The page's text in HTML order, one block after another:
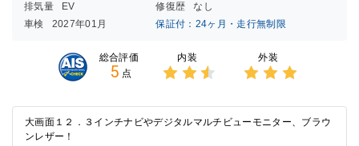
排気量
EV 修復歴
なし
車検
2027年01月 保証付：24ヶ月・走行無制限
総合評価
5 点
内装
2.5点
の評価
外装
3点の
評価
大画面１２．３インチナビやデジタルマルチビューモニター、ブラウ
ンレザー！